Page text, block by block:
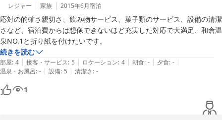
レジャー 家族 2015年6月宿泊
応対の的確さ親切さ、飲み物サービス、菓子類のサービス、設備の清潔
さなど、宿泊費からは想像できないほど充実した対応で大満足、和倉温
泉NO.1と折り紙を付けたいです。
続きを読む
部屋: 4 | 接客・サービス: 5 | ロケーション: 4 | 朝食: - | 夕食: - |
温泉・お風呂: - | 設備: 5 | 清潔さ: -
1